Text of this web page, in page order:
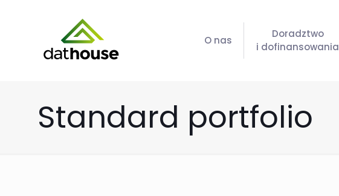
O nas
Doradztwo
i dofinansowania
Standard portfolio